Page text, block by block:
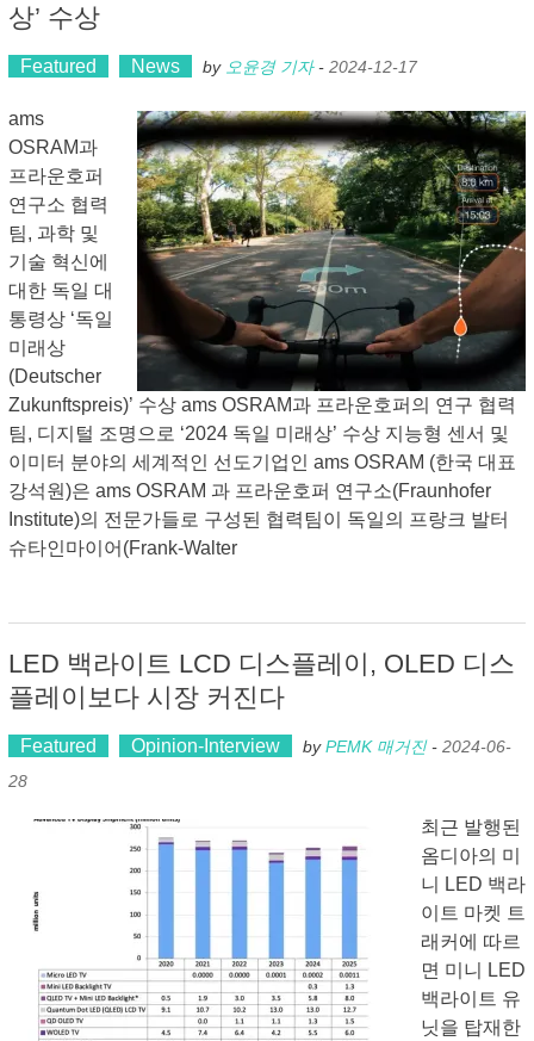
상’ 수상
Featured News by 오윤경 기자- 2024-12-17
ams
OSRAM과
프라운호퍼
연구소 협력
팀, 과학 및
기술 혁신에
대한 독일 대
통령상 ‘독일
미래상
(Deutscher
Zukunftspreis)’ 수상 ams OSRAM과 프라운호퍼의 연구 협력
팀, 디지털 조명으로 ‘2024 독일 미래상’ 수상 지능형 센서 및
이미터 분야의 세계적인 선도기업인 ams OSRAM (한국 대표
강석원)은 ams OSRAM 과 프라운호퍼 연구소(Fraunhofer
Institute)의 전문가들로 구성된 협력팀이 독일의 프랑크 발터
슈타인마이어(Frank-Walter
LED 백라이트 LCD 디스플레이, OLED 디스
플레이보다 시장 커진다
Featured Opinion-Interview byPEMK 매거진- 2024-06-
28
최근 발행된
옴디아의 미
니 LED 백라
이트 마켓 트
래커에 따르
면 미니 LED
백라이트 유
닛을 탑재한